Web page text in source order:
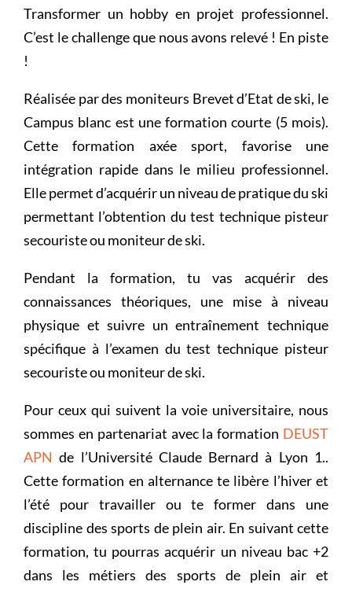
Transformer un hobby en projet professionnel.
C’est le challenge que nous avons relevé ! En piste
!
Réalisée par des moniteurs Brevet d’Etat de ski, le
Campus blanc est une formation courte (5 mois).
Cette formation axée sport, favorise une
intégration rapide dans le milieu professionnel.
Elle permet d’acquérir un niveau de pratique du ski
permettant l’obtention du test technique pisteur
secouriste ou moniteur de ski.
Pendant la formation, tu vas acquérir des
connaissances théoriques, une mise à niveau
physique et suivre un entraînement technique
spécifique à l’examen du test technique pisteur
secouriste ou moniteur de ski.
Pour ceux qui suivent la voie universitaire, nous
sommes en partenariat avec la formation DEUST
APN de l’Université Claude Bernard à Lyon 1..
Cette formation en alternance te libère l’hiver et
l’été pour travailler ou te former dans une
discipline des sports de plein air. En suivant cette
formation, tu pourras acquérir un niveau bac +2
dans les métiers des sports de plein air et